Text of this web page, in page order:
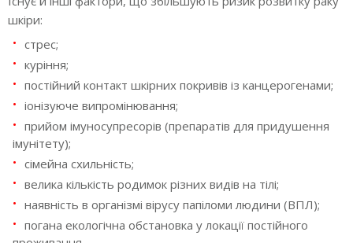
шкіри:
стрес;
куріння;
постійний контакт шкірних покривів із канцерогенами;
іонізуюче випромінювання;
прийом імуносупресорів (препаратів для придушення
імунітету);
сімейна схильність;
велика кількість родимок різних видів на тілі;
наявність в організмі вірусу папіломи людини (ВПЛ);
погана екологічна обстановка у локації постійного